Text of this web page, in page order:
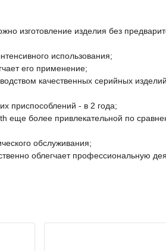
изготовление изделия без
использования;
его применение;
качественных серийных
приспособлений - в 2 года;
еще более привлекательной по
обслуживания;
облегчает профессиональную